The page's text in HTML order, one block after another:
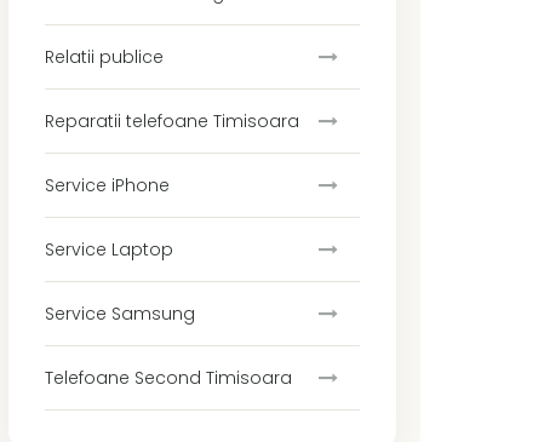
Relatii publice
Reparatii telefoane Timisoara
Service iPhone
Service Laptop
Service Samsung
Telefoane Second Timisoara